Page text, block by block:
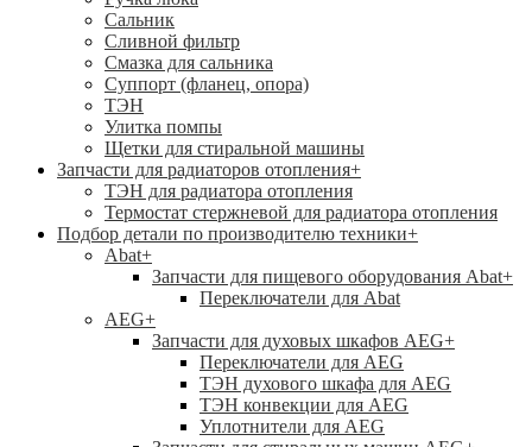
Сальник
Сливной фильтр
Смазка для сальника
Суппорт (фланец, опора)
ТЭН
Улитка помпы
Щетки для стиральной машины
Запчасти для радиаторов отопления+
ТЭН для радиатора отопления
Термостат стержневой для радиатора отопления
Подбор детали по производителю техники+
Abat+
Запчасти для пищевого оборудования Abat+
Переключатели для Abat
AEG+
Запчасти для духовых шкафов AEG+
Переключатели для AEG
ТЭН духового шкафа для AEG
ТЭН конвекции для AEG
Уплотнители для AEG